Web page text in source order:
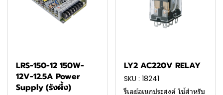
LRS-150-12 150W-
12V-12.5A Power
Supply (รังผึ้ง)
LY2 AC220V RELAY
SKU : 18241
รีเลย์อเนกประสงค์ ใช้สำหรับ